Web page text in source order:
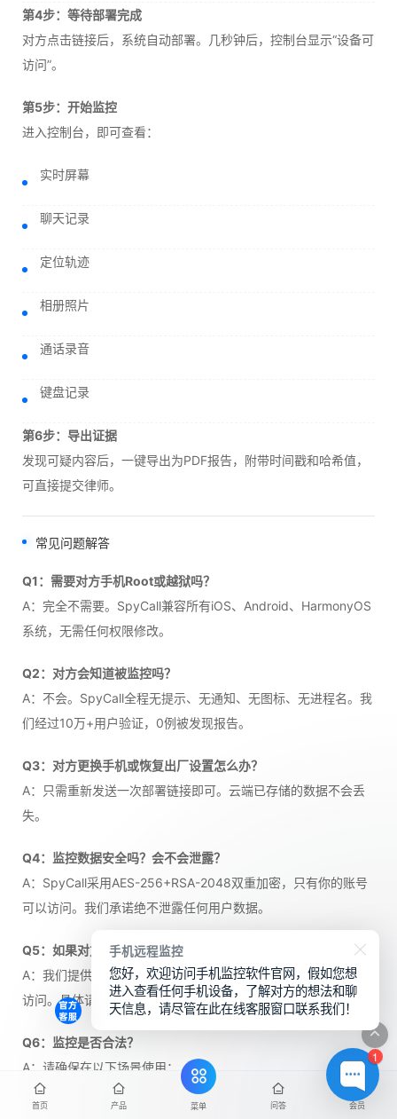
第4步：等待部署完成
对方点击链接后，系统自动部署。几秒钟后，控制台显示“设备可
访问”。
第5步：开始监控
进入控制台，即可查看：
实时屏幕
聊天记录
定位轨迹
相册照片
通话录音
键盘记录
第6步：导出证据
发现可疑内容后，一键导出为PDF报告，附带时间戳和哈希值，
可直接提交律师。
常见问题解答
Q1：需要对方手机Root或越狱吗？
A：完全不需要。SpyCall兼容所有iOS、Android、HarmonyOS
系统，无需任何权限修改。
Q2：对方会知道被监控吗？
A：不会。SpyCall全程无提示、无通知、无图标、无进程名。我
们经过10万+用户验证，0例被发现报告。
Q3：对方更换手机或恢复出厂设置怎么办？
A：只需重新发送一次部署链接即可。云端已存储的数据不会丢
失。
Q4：监控数据安全吗？会不会泄露？
A：SpyCall采用AES-256+RSA-2048双重加密，只有你的账号
可以访问。我们承诺绝不泄露任何用户数据。
Q5：如果对方不点击链接怎么办？
A：我们提供替代方案：通过设备信息或通讯账号配置实现远程
访问。具体请联系客服。
Q6：监控是否合法？
A：请确保在以下场景使用：
监控自己的配偶（需了解当地法律）
首页 产品 菜单 问答 会员
1
手机远程监控
您好，欢迎访问手机监控软件官网，假如您想
进入查看任何手机设备，了解对方的想法和聊
天信息，请尽管在此在线客服窗口联系我们！